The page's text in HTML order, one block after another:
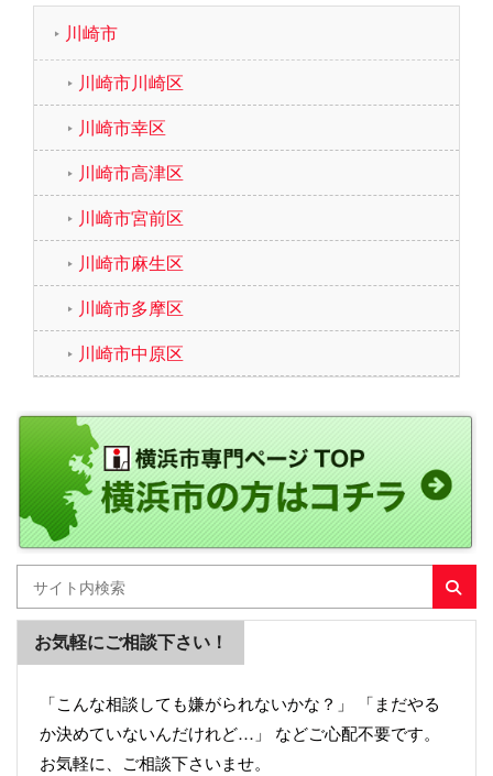
川崎市
川崎市川崎区
川崎市幸区
川崎市高津区
川崎市宮前区
川崎市麻生区
川崎市多摩区
川崎市中原区
お気軽にご相談下さい！
「こんな相談しても嫌がられないかな？」 「まだやる
か決めていないんだけれど…」 などご心配不要です。
お気軽に、ご相談下さいませ。